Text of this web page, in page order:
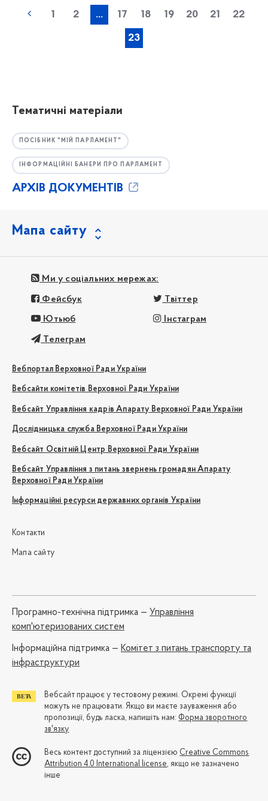
1 2 ... 17 18 19 20 21 22
23
Тематичні матеріали
ПОСІБНИК "МІЙ ПАРЛАМЕНТ"
ІНФОРМАЦІЙНІ БАНЕРИ ПРО ПАРЛАМЕНТ
АРХІВ ДОКУМЕНТІВ
Мапа сайту
Ми у соціальних мережах:
Фейсбук Твіттер
Ютьюб Інстаграм
Телеграм
Вебпортал Верховної Ради України
Вебсайти комітетів Верховної Ради України
Вебсайт Управління кадрів Апарату Верховної Ради України
Дослідницька служба Верховної Ради України
Вебсайт Освітній Центр Верховної Ради України
Вебсайт Управління з питань звернень громадян Апарату
Верховної Ради України
Інформаційні ресурси державних органів України
Контакти
Мапа сайту
Програмно-технічна підтримка — Управління
комп'ютеризованих систем
Iнформаційна підтримка — Комітет з питань транспорту та
інфраструктури
Вебсайт працює у тестовому режимі. Окремі функції
можуть не працювати. Якщо ви маєте зауваження або
пропозиції, будь ласка, напишіть нам: Форма зворотного
зв'язку
Весь контент доступний за ліцензією Creative Commons
Attribution 4.0 International license, якщо не зазначено
інше